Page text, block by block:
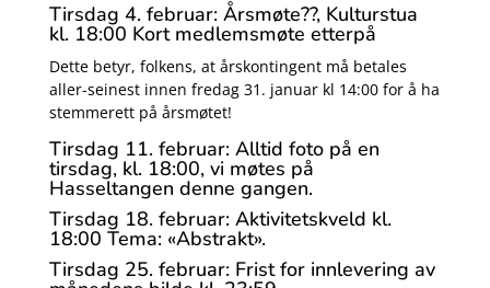
Tirsdag 4. februar: Årsmøte??, Kulturstua
kl. 18:00 Kort medlemsmøte etterpå
Dette betyr, folkens, at årskontingent må betales
aller-seinest innen fredag 31. januar kl 14:00 for å ha
stemmerett på årsmøtet!
Tirsdag 11. februar: Alltid foto på en
tirsdag, kl. 18:00, vi møtes på
Hasseltangen denne gangen.
Tirsdag 18. februar: Aktivitetskveld kl.
18:00 Tema: «Abstrakt».
Tirsdag 25. februar: Frist for innlevering av